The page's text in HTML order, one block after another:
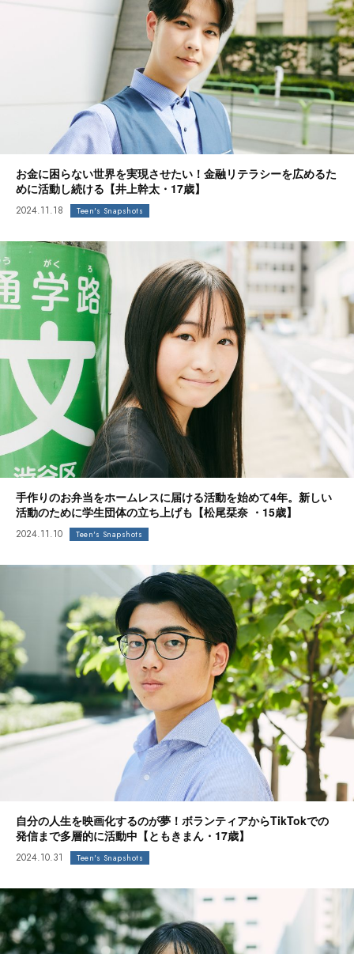
お金に困らない世界を実現させたい！金融リテラシーを広めるた
めに活動し続ける【井上幹太・17歳】
2024.11.18 Teen's Snapshots
手作りのお弁当をホームレスに届ける活動を始めて4年。新しい
活動のために学生団体の立ち上げも【松尾栞奈 ・15歳】
2024.11.10 Teen's Snapshots
自分の人生を映画化するのが夢！ボランティアからTikTokでの
発信まで多層的に活動中【ともきまん・17歳】
2024.10.31 Teen's Snapshots